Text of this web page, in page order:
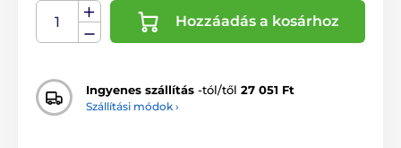
Hozzáadás a kosárhoz
Ingyenes szállítás -tól/től 27 051 Ft
Szállítási módok ›